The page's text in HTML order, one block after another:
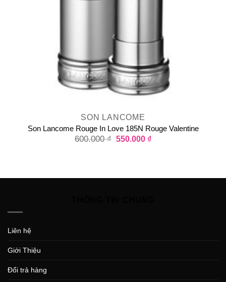
SON LANCOME
Son Lancome Rouge In Love 185N Rouge Valentine
600.000₫ 550.000 ₫
Liên hệ
Giới Thiệu
Đổi trả hàng